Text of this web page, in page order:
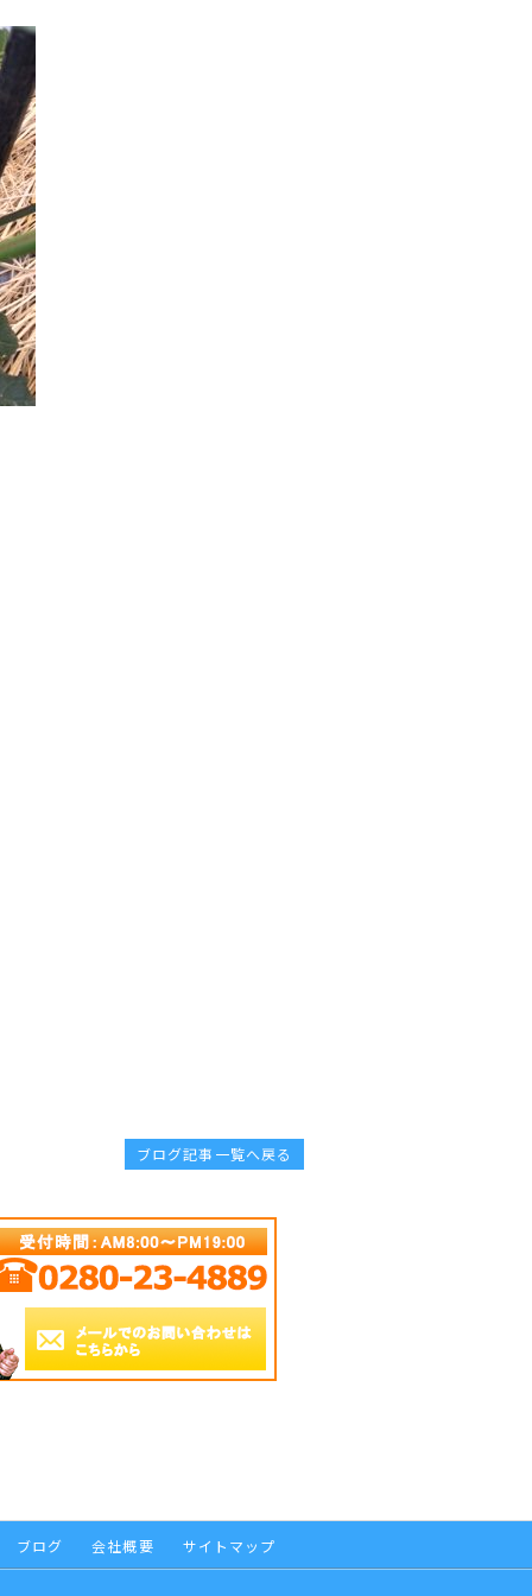
ブログ記事一覧へ戻る
ブログ 会社概要 サイトマップ